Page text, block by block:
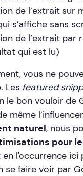
de l’extrait sur
s’affiche sans
de l’extrait par
qui est lu)
vous ne
Les featured
le bon vouloir de
même
naturel, nous
pour
en l'occurrence ici
se faire voir par